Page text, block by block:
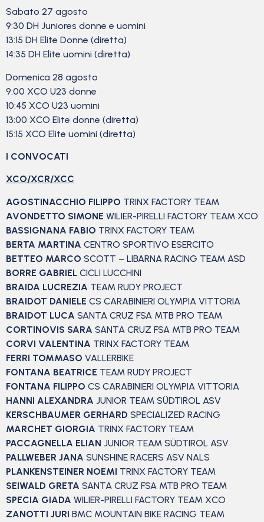
Sabato 27 agosto
9:30 DH Juniores donne e uomini
13:15 DH Elite Donne (diretta)
14:35 DH Elite uomini (diretta)
Domenica 28 agosto
9:00 XCO U23 donne
10:45 XCO U23 uomini
13:00 XCO Elite donne (diretta)
15:15 XCO Elite uomini (diretta)
I CONVOCATI
XCO/XCR/XCC
AGOSTINACCHIO FILIPPO TRINX FACTORY TEAM
AVONDETTO SIMONE WILIER-PIRELLI FACTORY TEAM XCO
BASSIGNANA FABIO TRINX FACTORY TEAM
BERTA MARTINA CENTRO SPORTIVO ESERCITO
BETTEO MARCO SCOTT – LIBARNA RACING TEAM ASD
BORRE GABRIEL CICLI LUCCHINI
BRAIDA LUCREZIA TEAM RUDY PROJECT
BRAIDOT DANIELE CS CARABINIERI OLYMPIA VITTORIA
BRAIDOT LUCA SANTA CRUZ FSA MTB PRO TEAM
CORTINOVIS SARA SANTA CRUZ FSA MTB PRO TEAM
CORVI VALENTINA TRINX FACTORY TEAM
FERRI TOMMASO VALLERBIKE
FONTANA BEATRICE TEAM RUDY PROJECT
FONTANA FILIPPO CS CARABINIERI OLYMPIA VITTORIA
HANNI ALEXANDRA JUNIOR TEAM SÜDTIROL ASV
KERSCHBAUMER GERHARD SPECIALIZED RACING
MARCHET GIORGIA TRINX FACTORY TEAM
PACCAGNELLA ELIAN JUNIOR TEAM SÜDTIROL ASV
PALLWEBER JANA SUNSHINE RACERS ASV NALS
PLANKENSTEINER NOEMI TRINX FACTORY TEAM
SEIWALD GRETA SANTA CRUZ FSA MTB PRO TEAM
SPECIA GIADA WILIER-PIRELLI FACTORY TEAM XCO
ZANOTTI JURI BMC MOUNTAIN BIKE RACING TEAM